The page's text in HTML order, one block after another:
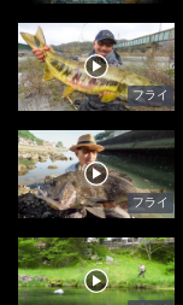
フライ
フライ